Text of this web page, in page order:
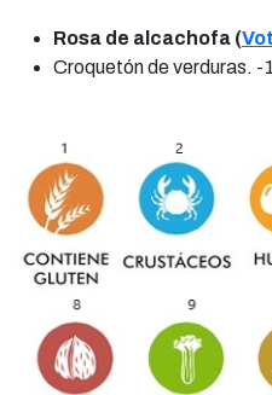
Rosa de alcachofa (
Croquetón de verduras.